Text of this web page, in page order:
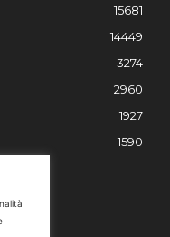
15681
14449
3274
2960
1927
1590